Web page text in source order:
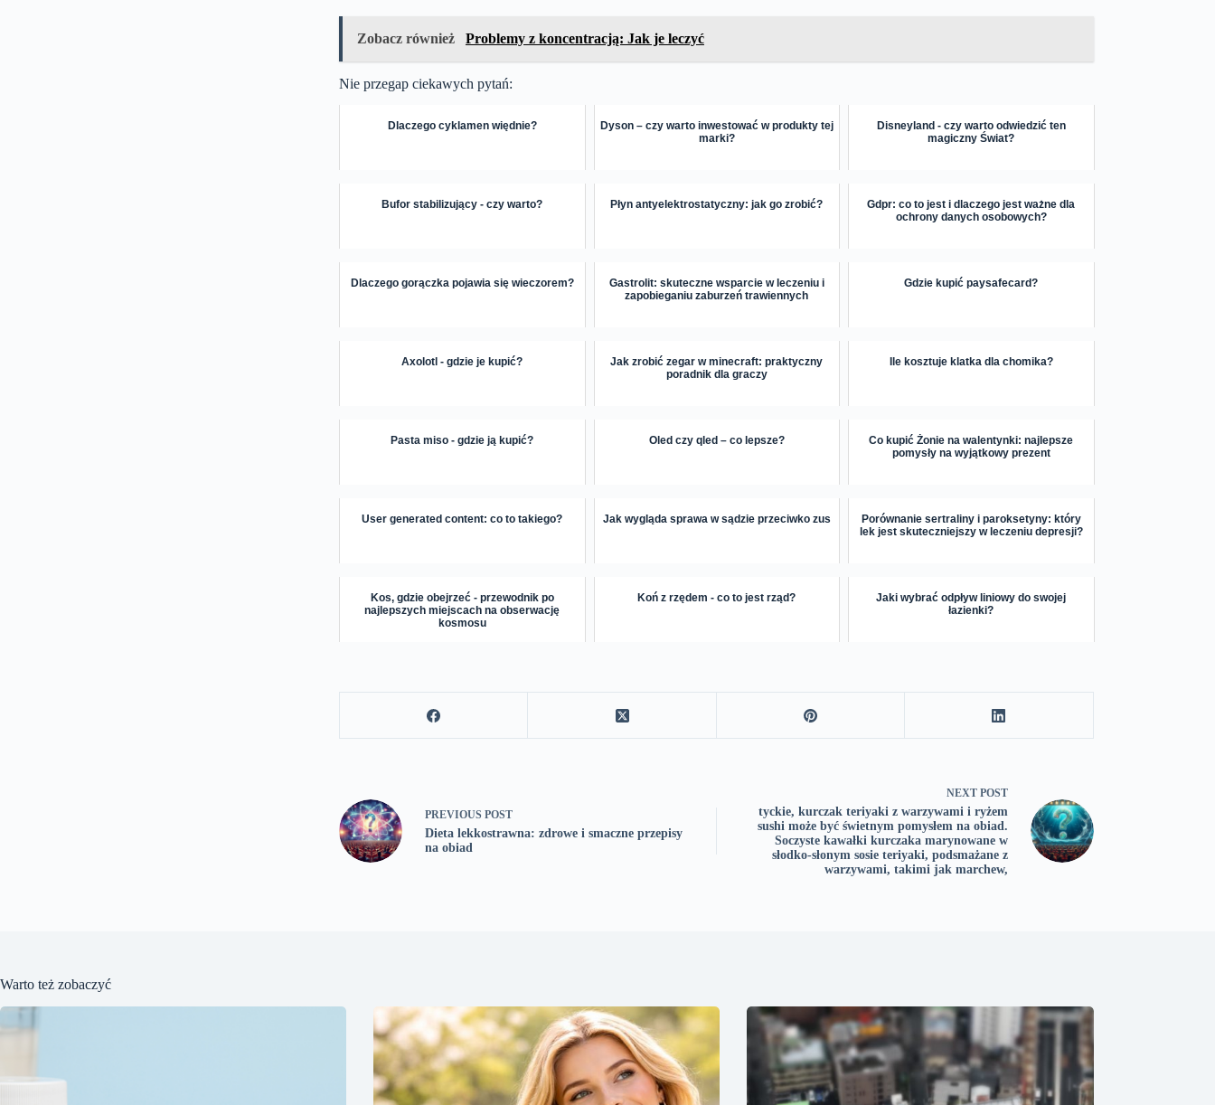
Zobacz również Problemy z koncentracją: Jak je leczyć
Nie przegap ciekawych pytań:
Dlaczego cyklamen więdnie?
Dyson – czy warto inwestować w produkty tej
marki?
Disneyland - czy warto odwiedzić ten
magiczny Świat?
Bufor stabilizujący - czy warto? Płyn antyelektrostatyczny: jak go zrobić?
Gdpr: co to jest i dlaczego jest ważne dla
ochrony danych osobowych?
Dlaczego gorączka pojawia się wieczorem?
Gastrolit: skuteczne wsparcie w leczeniu i
zapobieganiu zaburzeń trawiennych
Gdzie kupić paysafecard?
Axolotl - gdzie je kupić?
Jak zrobić zegar w minecraft: praktyczny
poradnik dla graczy
Ile kosztuje klatka dla chomika?
Pasta miso - gdzie ją kupić? Oled czy qled – co lepsze?
Co kupić Żonie na walentynki: najlepsze
pomysły na wyjątkowy prezent
User generated content: co to takiego? Jak wygląda sprawa w sądzie przeciwko zus
Porównanie sertraliny i paroksetyny: który
lek jest skuteczniejszy w leczeniu depresji?
Kos, gdzie obejrzeć - przewodnik po
najlepszych miejscach na obserwację
kosmosu
Koń z rzędem - co to jest rząd?
Jaki wybrać odpływ liniowy do swojej
łazienki?
PREVIOUS POST
Dieta lekkostrawna: zdrowe i smaczne przepisy
na obiad
NEXT POST
tyckie, kurczak teriyaki z warzywami i ryżem
sushi może być świetnym pomysłem na obiad.
Soczyste kawałki kurczaka marynowane w
słodko-słonym sosie teriyaki, podsmażane z
warzywami, takimi jak marchew,
Warto też zobaczyć